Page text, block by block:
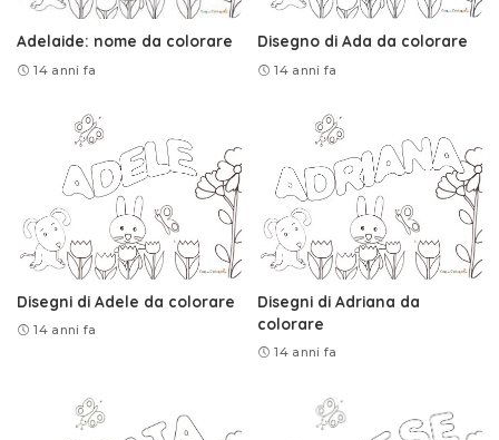
Adelaide: nome da colorare
14 anni fa
Disegno di Ada da colorare
14 anni fa
Disegni di Adele da colorare
14 anni fa
Disegni di Adriana da
colorare
14 anni fa